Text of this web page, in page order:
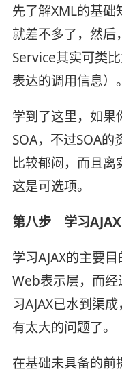
先了解XML的基础
就差不多了，然
Service其实可类
表达的调用信息）。
学到了这里，如果
SOA，不过SOA
比较郁闷，而且离
这是可选项。
第八步 学习AJAX
学习AJAX的主要
Web表示层，而
习AJAX已水到渠
有太大的问题了。
在基础未具备的前